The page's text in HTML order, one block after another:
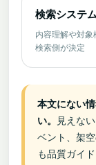
検索システ
内容理解や対
検索側が決定
本文にない
い。
見えな
ベント、架
も品質ガイ